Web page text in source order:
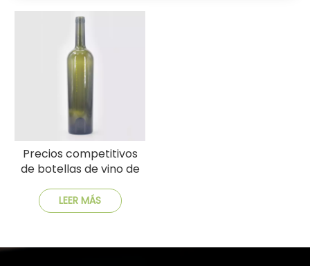
Precios competitivos
de botellas de vino de
de 750 ml y 750 g
LEER MÁS